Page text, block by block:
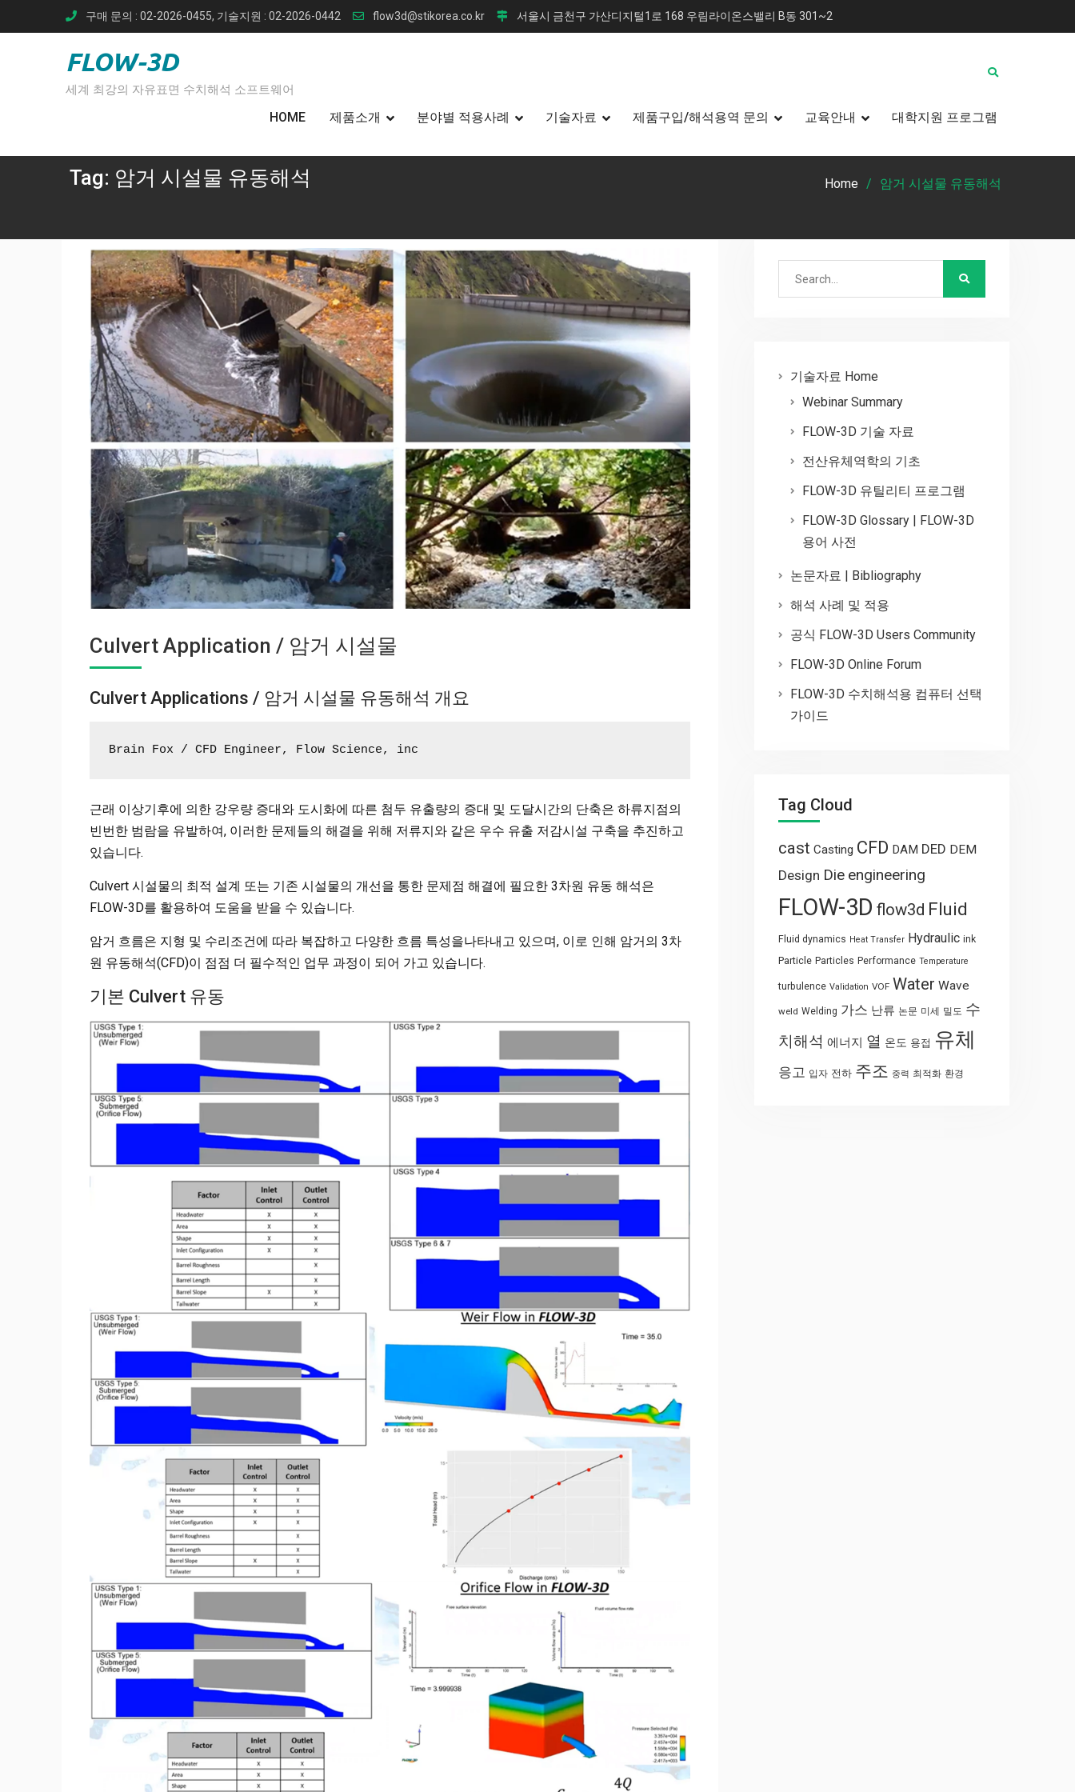
to
구매 문의 : 02-2026-0455, 기술지원 : 02-2026-0442 flow3d@stikorea.co.kr 서울시 금천구 가산디지털1로 168 우림라이온스밸리 B동 301~2
FLOW-3D
세계 최강의 자유표면 수치해석 소프트웨어
HOME 제품소개 분야별 적용사례 기술자료 제품구입/해석용역 문의 교육안내 대학지원 프로그램
Tag: 암거 시설물 유동해석 Home 암거 시설물 유동해석
Culvert Application / 암거 시설물
Culvert Applications / 암거 시설물 유동해석 개요
Brain Fox / CFD Engineer, Flow Science, inc
근래 이상기후에 의한 강우량 증대와 도시화에 따른 첨두 유출량의 증대 및 도달시간의 단축은 하류지점의
빈번한 범람을 유발하여, 이러한 문제들의 해결을 위해 저류지와 같은 우수 유출 저감시설 구축을 추진하고
있습니다.
Culvert 시설물의 최적 설계 또는 기존 시설물의 개선을 통한 문제점 해결에 필요한 3차원 유동 해석은
FLOW-3D를 활용하여 도움을 받을 수 있습니다.
암거 흐름은 지형 및 수리조건에 따라 복잡하고 다양한 흐름 특성을나타내고 있으며, 이로 인해 암거의 3차
원 유동해석(CFD)이 점점 더 필수적인 업무 과정이 되어 가고 있습니다.
기본 Culvert 유동
기술자료 Home
Webinar Summary
FLOW-3D 기술 자료
전산유체역학의 기초
FLOW-3D 유틸리티 프로그램
FLOW-3D Glossary | FLOW-3D
용어 사전
논문자료 | Bibliography
해석 사례 및 적용
공식 FLOW-3D Users Community
FLOW-3D Online Forum
FLOW-3D 수치해석용 컴퓨터 선택
가이드
Tag Cloud
cast Casting CFD DAM DED DEM
Design Die engineering
FLOW-3D flow3d Fluid
Fluid dynamics Heat Transfer Hydraulic ink
Particle Particles Performance Temperature
turbulence Validation VOF Water Wave
weld Welding 가스 난류 논문 미세 밀도 수
치해석 에너지 열 온도 용접 유체
응고 입자 전하 주조 중력 최적화 환경